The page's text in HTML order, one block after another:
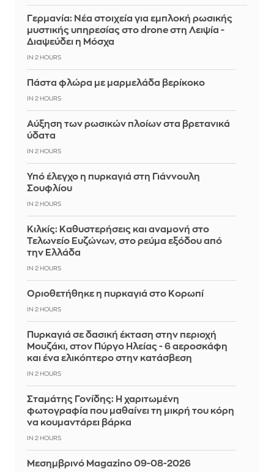
Γερμανία: Νέα στοιχεία για εμπλοκή ρωσικής
μυστικής υπηρεσίας στο drone στη Λειψία -
Διαψεύδει η Μόσχα
IN 2 HOURS
Πάστα φλώρα με μαρμελάδα βερίκοκο
IN 2 HOURS
Αύξηση των ρωσικών πλοίων στα βρετανικά
ύδατα
IN 2 HOURS
Υπό έλεγχο η πυρκαγιά στη Γιάννουλη
Σουφλίου
IN 2 HOURS
Κιλκίς: Καθυστερήσεις και αναμονή στο
Τελωνείο Ευζώνων, στο ρεύμα εξόδου από
την Ελλάδα
IN 2 HOURS
Οριοθετήθηκε η πυρκαγιά στο Κορωπί
IN 2 HOURS
Πυρκαγιά σε δασική έκταση στην περιοχή
Μουζάκι, στον Πύργο Ηλείας - 6 αεροσκάφη
και ένα ελικόπτερο στην κατάσβεση
IN 2 HOURS
Σταμάτης Γονίδης: Η χαριτωμένη
φωτογραφία που μαθαίνει τη μικρή του κόρη
να κουμαντάρει βάρκα
IN 2 HOURS
Μεσημβρινό Magazino 09-08-2026